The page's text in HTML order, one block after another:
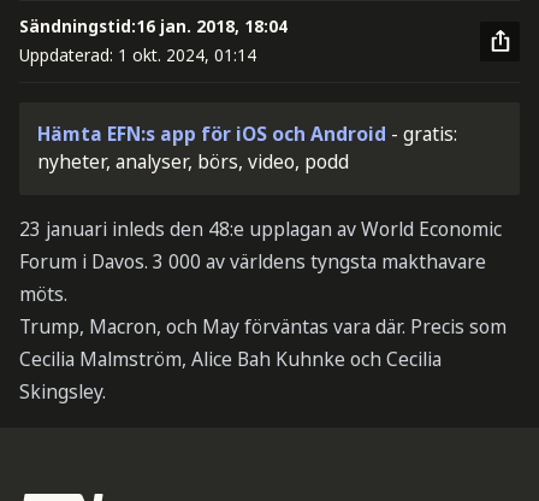
Sändningstid:16 jan. 2018, 18:04
Uppdaterad: 1 okt. 2024, 01:14
Hämta EFN:s app för iOS och Android - gratis:
nyheter, analyser, börs, video, podd
23 januari inleds den 48:e upplagan av World Economic
Forum i Davos. 3 000 av världens tyngsta makthavare
möts.
Trump, Macron, och May förväntas vara där. Precis som
Cecilia Malmström, Alice Bah Kuhnke och Cecilia
Skingsley.